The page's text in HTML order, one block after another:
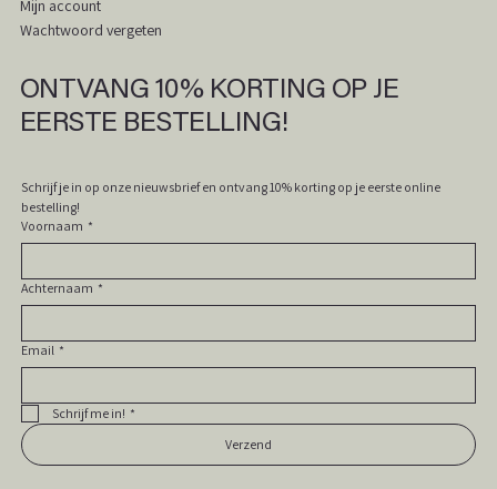
Mijn account
Wachtwoord vergeten
ONTVANG 10% KORTING OP JE
EERSTE BESTELLING!
Schrijf je in op onze nieuwsbrief en ontvang 10% korting op je eerste online
Voornaam *
Achternaam *
Email *
Schrijf me in! *
Verzend